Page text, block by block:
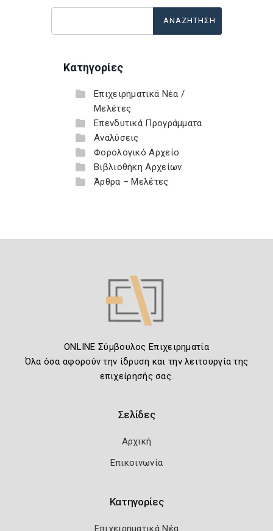
Κατηγορίες
Επιχειρηματικά Νέα /
Μελέτες
Επενδυτικά Προγράμματα
Αναλύσεις
Φορολογικό Αρχείο
Βιβλιοθήκη Αρχείων
Άρθρα – Μελέτες
ONLINE Σύμβουλος Επιχειρηματία
Όλα όσα αφορούν την ίδρυση και την λειτουργία της
επιχείρησής σας.
Σελίδες
Αρχική
Επικοινωνία
Κατηγορίες
Επιχειρηματικά Νέα